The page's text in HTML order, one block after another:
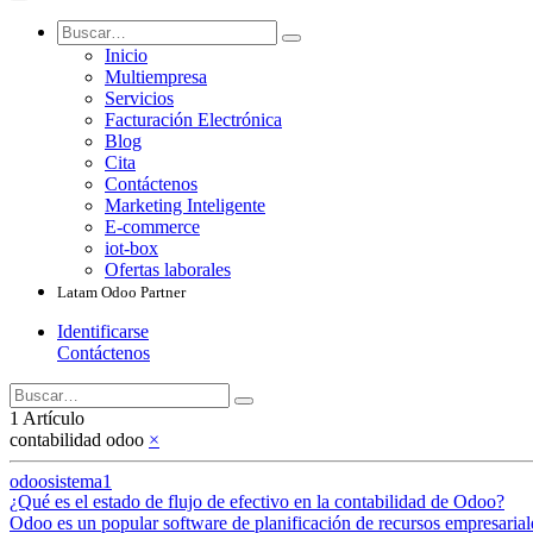
Inicio
Multiempresa
Servicios
Facturación Electrónica
Blog
Cita
Contáctenos
Marketing Inteligente
E-commerce
iot-box
Ofertas laborales
Latam Odoo Partner
Identificarse
Contáctenos
1 Artículo
contabilidad odoo ×
odoosistema1
¿Qué es el estado de flujo de efectivo en la contabilidad de Odoo?
Odoo es un popular software de planificación de recursos